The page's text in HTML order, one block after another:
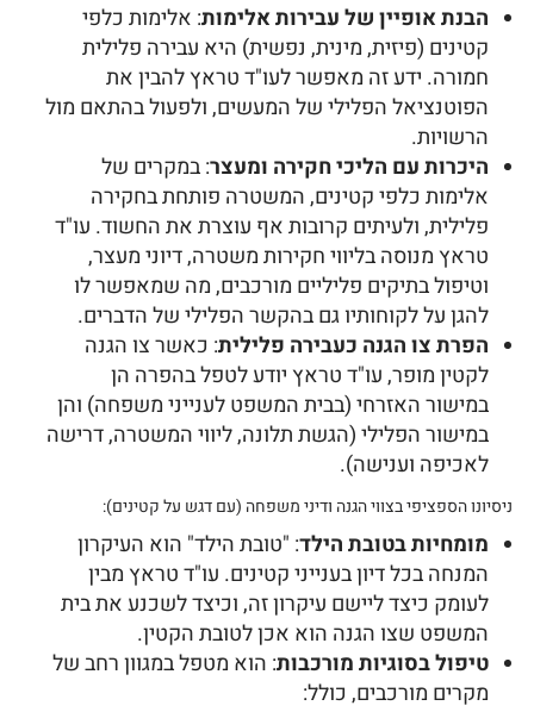
הבנת אופיין של עבירות אלימות: אלימות כלפי
קטינים (פיזית, מינית, נפשית) היא עבירה פלילית
חמורה. ידע זה מאפשר לעו"ד טראץ להבין את
הפוטנציאל הפלילי של המעשים, ולפעול בהתאם מול
הרשויות.
היכרות עם הליכי חקירה ומעצר: במקרים של
אלימות כלפי קטינים, המשטרה פותחת בחקירה
פלילית, ולעיתים קרובות אף עוצרת את החשוד. עו"ד
טראץ מנוסה בליווי חקירות משטרה, דיוני מעצר,
וטיפול בתיקים פליליים מורכבים, מה שמאפשר לו
להגן על לקוחותיו גם בהקשר הפלילי של הדברים.
הפרת צו הגנה כעבירה פלילית: כאשר צו הגנה
לקטין מופר, עו"ד טראץ יודע לטפל בהפרה הן
במישור האזרחי (בבית המשפט לענייני משפחה) והן
במישור הפלילי (הגשת תלונה, ליווי המשטרה, דרישה
לאכיפה וענישה).
ניסיונו הספציפי בצווי הגנה ודיני משפחה (עם דגש על קטינים):
מומחיות בטובת הילד: "טובת הילד" הוא העיקרון
המנחה בכל דיון בענייני קטינים. עו"ד טראץ מבין
לעומק כיצד ליישם עיקרון זה, וכיצד לשכנע את בית
המשפט שצו הגנה הוא אכן לטובת הקטין.
טיפול בסוגיות מורכבות: הוא מטפל במגוון רחב של
מקרים מורכבים, כולל: